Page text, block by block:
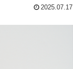
2025.07.17